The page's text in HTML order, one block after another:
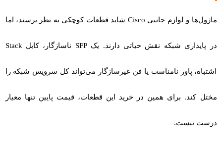
ماژول‌ها و لوازم جانبی Cisco شاید قطعات کوچکی به نظر برسند، اما
در پایداری شبکه نقش حیاتی دارند. یک SFP ناسازگار، کابل Stack
اشتباه، پاور نامناسب یا فن غیرسازگار می‌تواند کل سرویس شبکه را
مختل کند. برای همین در خرید این قطعات، قیمت پایین تنها معیار
درست نیست.